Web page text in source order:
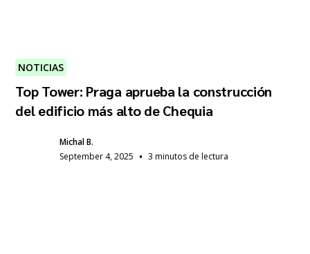
NOTICIAS
Top Tower: Praga aprueba la construcción
del edificio más alto de Chequia
Michal B.
September 4, 2025 • 3 minutos de lectura